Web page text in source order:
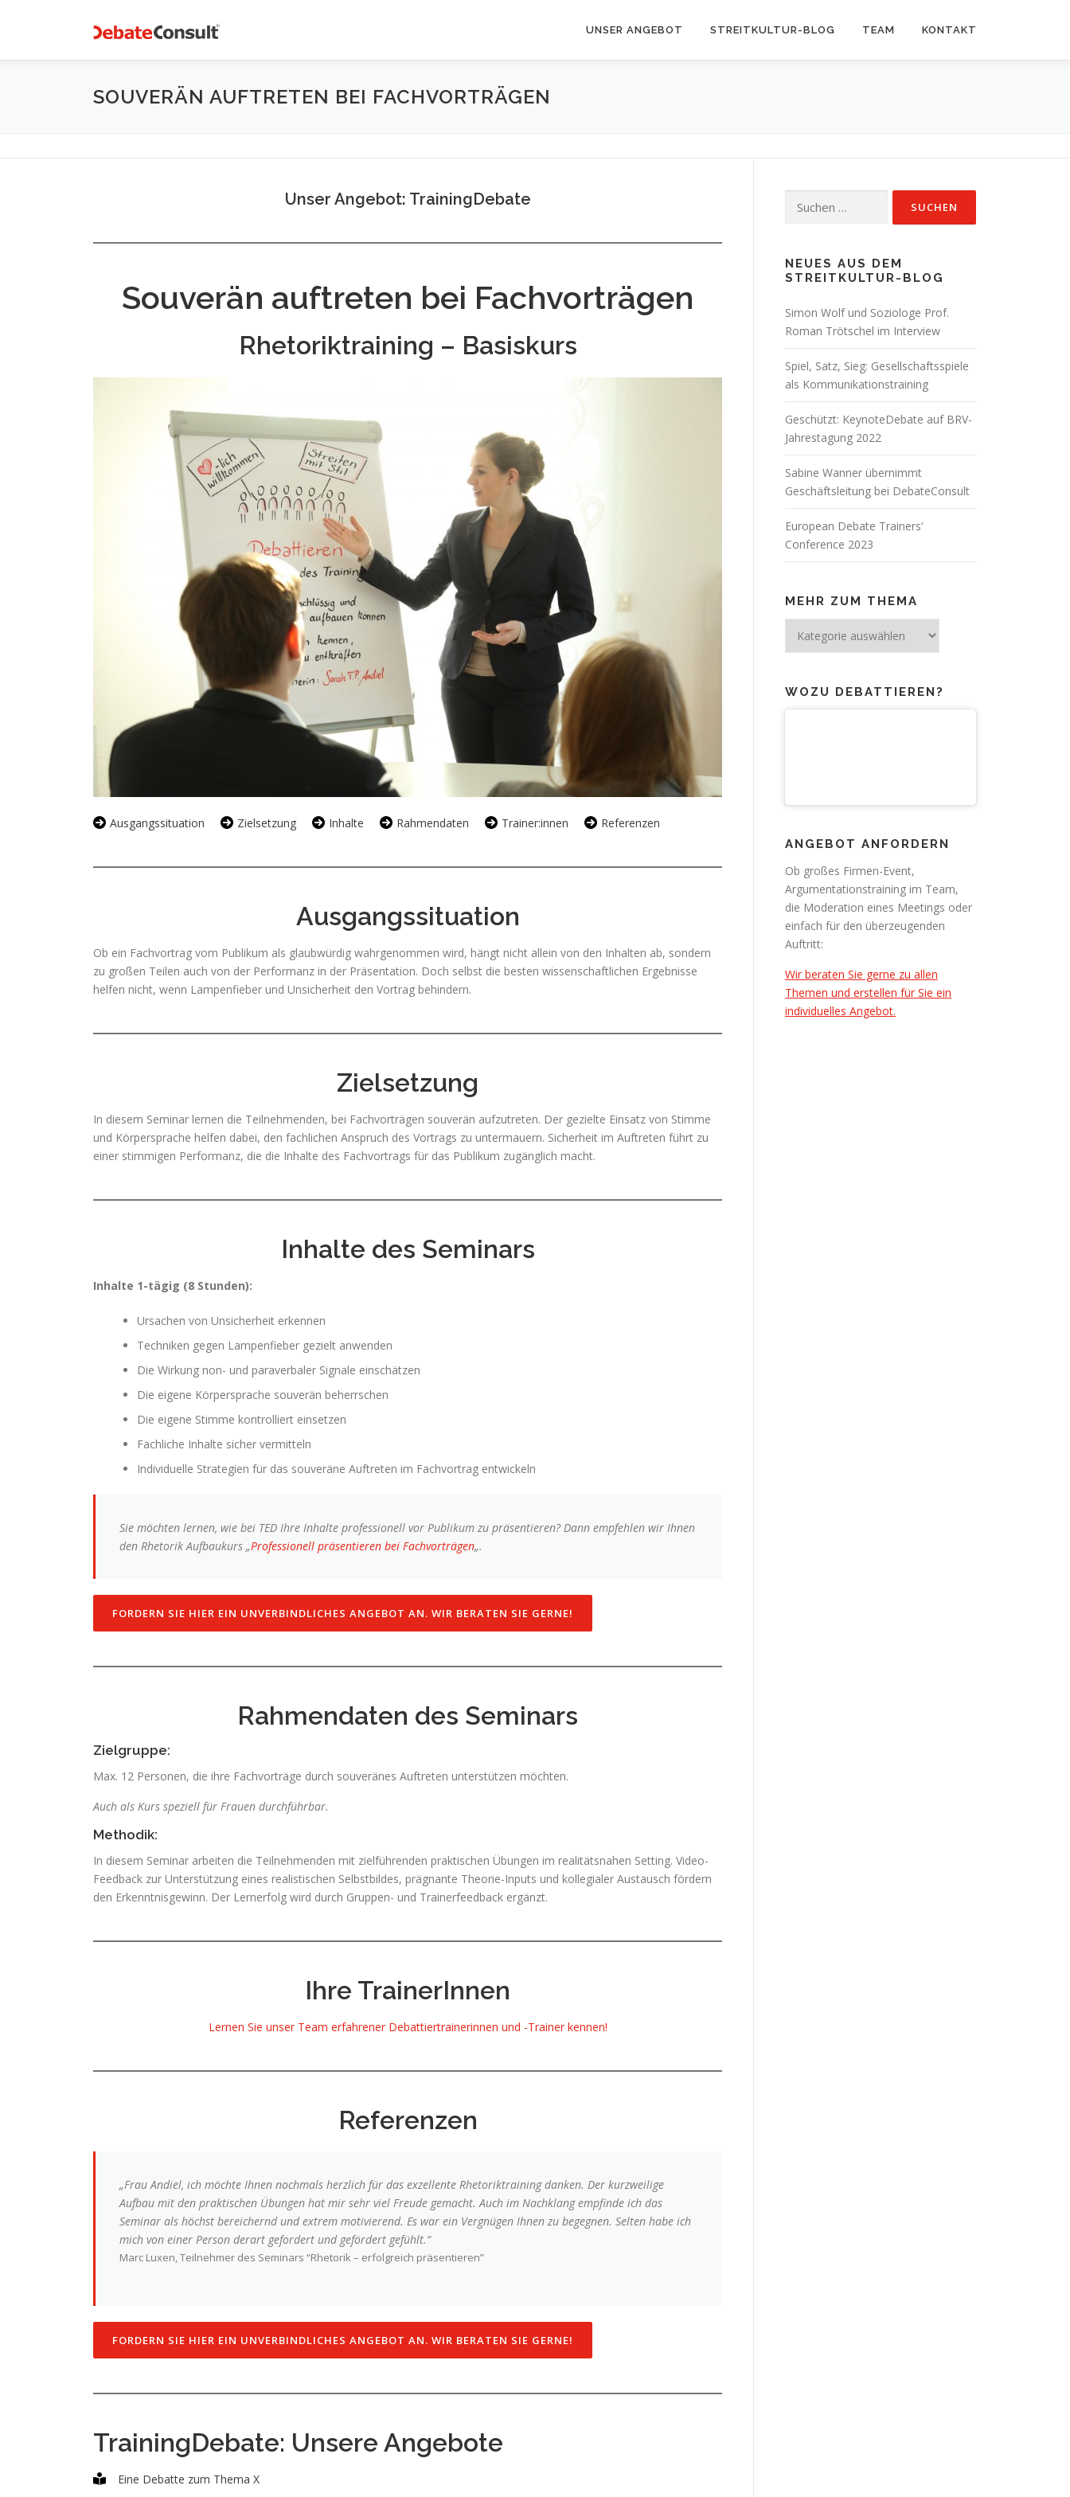
UNSER ANGEBOT STREITKULTUR-BLOG TEAM KONTAKT
SOUVERÄN AUFTRETEN BEI FACHVORTRÄGEN
Unser Angebot: TrainingDebate
Souverän auftreten bei Fachvorträgen
Rhetoriktraining – Basiskurs
Ausgangssituation Zielsetzung Inhalte Rahmendaten Trainer:innen Referenzen
Ausgangssituation
Ob ein Fachvortrag vom Publikum als glaubwürdig wahrgenommen wird, hängt nicht allein von den Inhalten ab, sondern
zu großen Teilen auch von der Performanz in der Präsentation. Doch selbst die besten wissenschaftlichen Ergebnisse
helfen nicht, wenn Lampenfieber und Unsicherheit den Vortrag behindern.
Zielsetzung
In diesem Seminar lernen die Teilnehmenden, bei Fachvorträgen souverän aufzutreten. Der gezielte Einsatz von Stimme
und Körpersprache helfen dabei, den fachlichen Anspruch des Vortrags zu untermauern. Sicherheit im Auftreten führt zu
einer stimmigen Performanz, die die Inhalte des Fachvortrags für das Publikum zugänglich macht.
Inhalte des Seminars
Inhalte 1-tägig (8 Stunden):
Ursachen von Unsicherheit erkennen
Techniken gegen Lampenfieber gezielt anwenden
Die Wirkung non- und paraverbaler Signale einschätzen
Die eigene Körpersprache souverän beherrschen
Die eigene Stimme kontrolliert einsetzen
Fachliche Inhalte sicher vermitteln
Individuelle Strategien für das souveräne Auftreten im Fachvortrag entwickeln
Sie möchten lernen, wie bei TED Ihre Inhalte professionell vor Publikum zu präsentieren? Dann empfehlen wir Ihnen
den Rhetorik Aufbaukurs „Professionell präsentieren bei Fachvorträgen„.
FORDERN SIE HIER EIN UNVERBINDLICHES ANGEBOT AN. WIR BERATEN SIE GERNE!
Rahmendaten des Seminars
Zielgruppe:
Max. 12 Personen, die ihre Fachvorträge durch souveränes Auftreten unterstützen möchten.
Auch als Kurs speziell für Frauen durchführbar.
Methodik:
In diesem Seminar arbeiten die Teilnehmenden mit zielführenden praktischen Übungen im realitätsnahen Setting. Video-
Feedback zur Unterstützung eines realistischen Selbstbildes, prägnante Theorie-Inputs und kollegialer Austausch fördern
den Erkenntnisgewinn. Der Lernerfolg wird durch Gruppen- und Trainerfeedback ergänzt.
Ihre TrainerInnen
Lernen Sie unser Team erfahrener Debattiertrainerinnen und -Trainer kennen!
Referenzen
„Frau Andiel, ich möchte Ihnen nochmals herzlich für das exzellente Rhetoriktraining danken. Der kurzweilige
Aufbau mit den praktischen Übungen hat mir sehr viel Freude gemacht. Auch im Nachklang empfinde ich das
Seminar als höchst bereichernd und extrem motivierend. Es war ein Vergnügen Ihnen zu begegnen. Selten habe ich
mich von einer Person derart gefordert und gefördert gefühlt.“
Marc Luxen, Teilnehmer des Seminars “Rhetorik – erfolgreich präsentieren”
FORDERN SIE HIER EIN UNVERBINDLICHES ANGEBOT AN. WIR BERATEN SIE GERNE!
TrainingDebate: Unsere Angebote
Eine Debatte zum Thema X
nach:
NEUES AUS DEM
STREITKULTUR-BLOG
Simon Wolf und Soziologe Prof.
Roman Trötschel im Interview
Spiel, Satz, Sieg: Gesellschaftsspiele
als Kommunikationstraining
Geschützt: KeynoteDebate auf BRV-
Jahrestagung 2022
Sabine Wanner übernimmt
Geschäftsleitung bei DebateConsult
European Debate Trainers‘
Conference 2023
MEHR ZUM THEMA
zum
WOZU DEBATTIEREN?
ANGEBOT ANFORDERN
Ob großes Firmen-Event,
Argumentationstraining im Team,
die Moderation eines Meetings oder
einfach für den überzeugenden
Auftritt:
Wir beraten Sie gerne zu allen
Themen und erstellen für Sie ein
individuelles Angebot.